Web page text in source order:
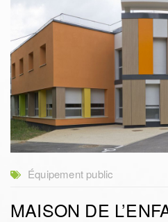
Équipement public
MAISON DE